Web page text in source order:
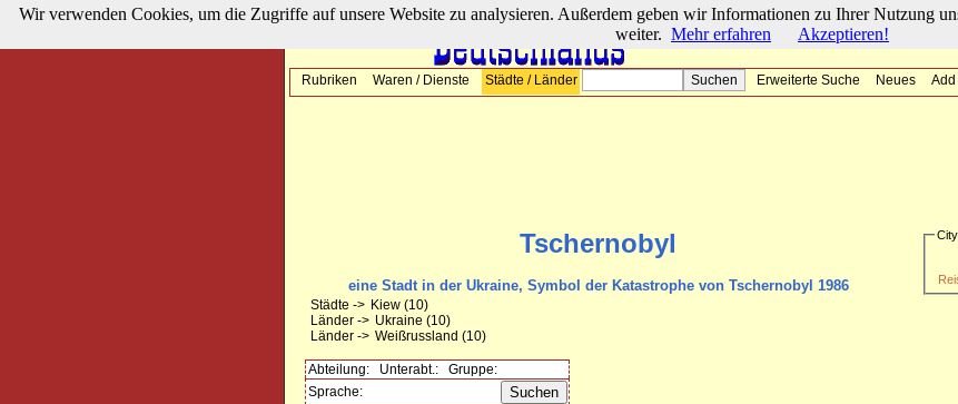
Rubriken Waren / Dienste Städte / Länder Erweiterte Suche Neues
Tschernobyl
eine Stadt in der Ukraine, Symbol der Katastrophe von Tschernobyl 1986
Städte -> Kiew(10)
Länder -> Ukraine (10)
Länder -> Weißrussland (10)
Abteilung: Unterabt.:
Gruppe:
Sprache:
Wir verwenden Cookies, um die Zugriffe auf unsere Website zu analysieren. Außerdem geben wir Informationen zu Ihrer Nutzung
weiter. Mehr erfahren Akzeptieren!